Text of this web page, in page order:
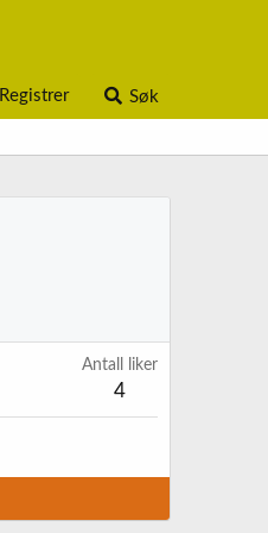
Registrer Søk
Antall liker
4